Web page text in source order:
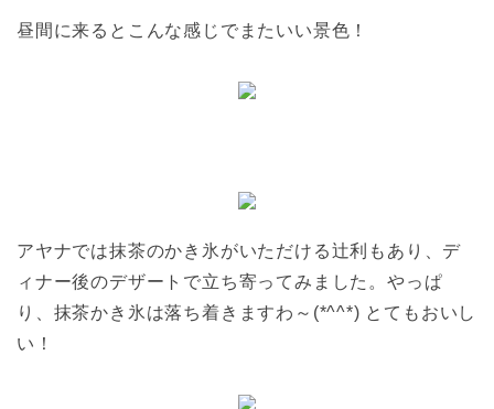
昼間に来るとこんな感じでまたいい景色！
アヤナでは抹茶のかき氷がいただける辻利もあり、デ
ィナー後のデザートで立ち寄ってみました。やっぱ
り、抹茶かき氷は落ち着きますわ～(*^^*) とてもおいし
い！